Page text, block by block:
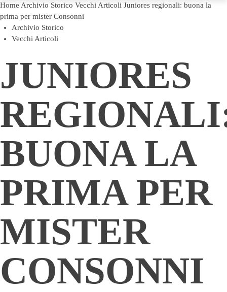
Home Archivio Storico Vecchi Articoli Juniores regionali: buona la
prima per mister Consonni
Archivio Storico
Vecchi Articoli
JUNIORES
BUONA LA
PRIMA PER
MISTER
CONSONNI